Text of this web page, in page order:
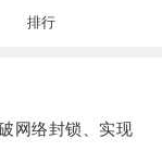
排行
网络封锁、实现